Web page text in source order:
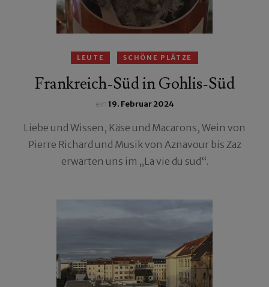
LEUTE SCHÖNE PLÄTZE
Frankreich-Süd in Gohlis-Süd
ein19. Februar 2024
Liebe und Wissen, Käse und Macarons, Wein von
Pierre Richard und Musik von Aznavour bis Zaz
erwarten uns im „La vie du sud“.